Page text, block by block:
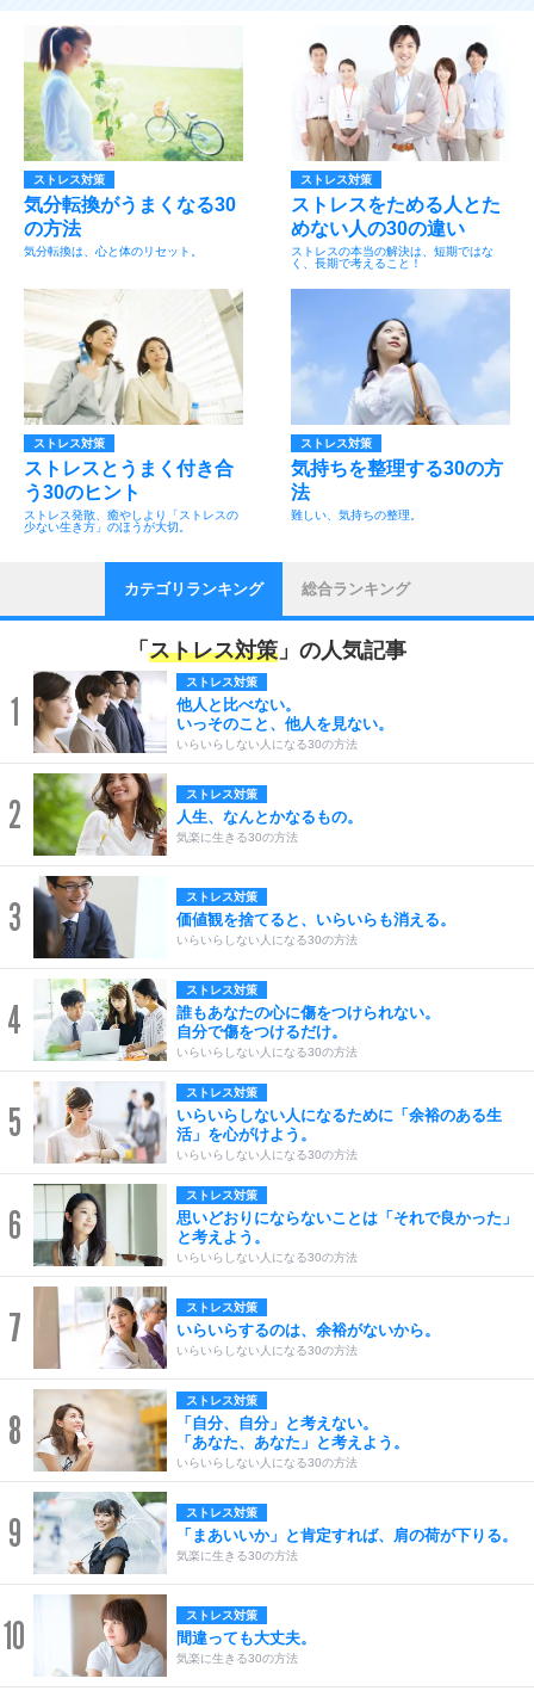
ストレス対策
気分転換がうまくなる30
の方法
気分転換は、心と体のリセット。
ストレス対策
ストレスをためる人とた
めない人の30の違い
ストレスの本当の解決は、短期ではな
く、長期で考えること！
ストレス対策
ストレスとうまく付き合
う30のヒント
ストレス発散、癒やしより「ストレスの
少ない生き方」のほうが大切。
ストレス対策
気持ちを整理する30の方
法
難しい、気持ちの整理。
カテゴリランキング 総合ランキング
「 ストレス対策 」の人気記事
1
ストレス対策
他人と比べない。
いっそのこと、他人を見ない。
いらいらしない人になる30の方法
2 ストレス対策
人生、なんとかなるもの。
気楽に生きる30の方法
3 ストレス対策
価値観を捨てると、いらいらも消える。
いらいらしない人になる30の方法
4
ストレス対策
誰もあなたの心に傷をつけられない。
自分で傷をつけるだけ。
いらいらしない人になる30の方法
5
ストレス対策
いらいらしない人になるために「余裕のある生
活」を心がけよう。
いらいらしない人になる30の方法
6
ストレス対策
思いどおりにならないことは「それで良かった」
と考えよう。
いらいらしない人になる30の方法
7 ストレス対策
いらいらするのは、余裕がないから。
いらいらしない人になる30の方法
8
ストレス対策
「自分、自分」と考えない。
「あなた、あなた」と考えよう。
いらいらしない人になる30の方法
9 ストレス対策
「まあいいか」と肯定すれば、肩の荷が下りる。
気楽に生きる30の方法
10 ストレス対策
間違っても大丈夫。
気楽に生きる30の方法